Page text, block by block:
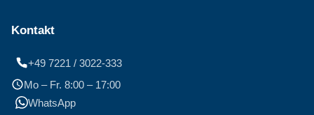
Kontakt
+49 7221 / 3022-333
Mo – Fr. 8:00 – 17:00
WhatsApp